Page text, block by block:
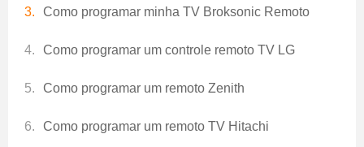
Como programar minha TV Broksonic Remoto
Como programar um controle remoto TV LG
Como programar um remoto Zenith
Como programar um remoto TV Hitachi